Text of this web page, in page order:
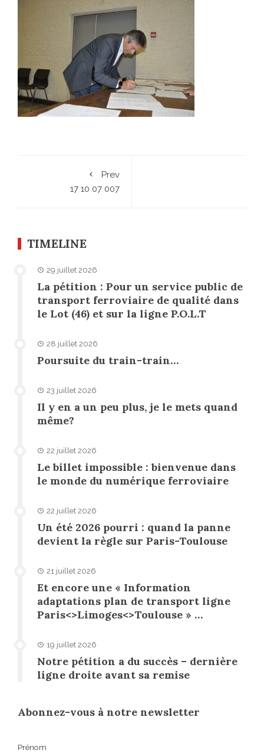
Prev
17 10 07 007
TIMELINE
29 juillet 2026
La pétition : Pour un service public de
transport ferroviaire de qualité dans
le Lot (46) et sur la ligne P.O.L.T
28 juillet 2026
Poursuite du train-train…
23 juillet 2026
Il y en a un peu plus, je le mets quand
même?
22 juillet 2026
Le billet impossible : bienvenue dans
le monde du numérique ferroviaire
22 juillet 2026
Un été 2026 pourri : quand la panne
devient la règle sur Paris-Toulouse
21 juillet 2026
Et encore une « Information
adaptations plan de transport ligne
Paris<>Limoges<>Toulouse » …
19 juillet 2026
Notre pétition a du succès – dernière
ligne droite avant sa remise
Abonnez-vous à notre newsletter
Prénom